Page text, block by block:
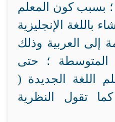
؛ بسبب كون المعلم
باللغة الإنجليزية
إلى العربية وذلك
المتوسطة ؛ حتى
اللغة الجديدة (
تقول النظرية